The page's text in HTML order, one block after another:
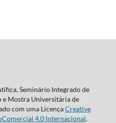
Seminário Integrado de
e Mostra Universitária de
com uma LicençaCreative
4.0 Internacional.